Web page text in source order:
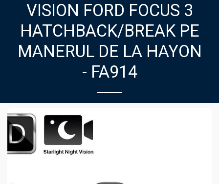
VISION FORD FOCUS 3
HATCHBACK/BREAK PE
MANERUL DE LA HAYON
- FA914